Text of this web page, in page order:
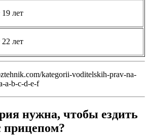
19 лет
22 лет
kategorii-voditelskih-prav-na-
a-b-c-d-e-f
нужна, чтобы ездить
прицепом?